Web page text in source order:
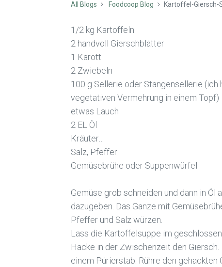
All Blogs Foodcoop Blog Kartoffel-Giersch-
1/2 kg Kartoffeln
2 handvoll Gierschblätter
1 Karott
2 Zwiebeln
100 g Sellerie oder Stangensellerie
vegetativen Vermehrung in einem Topf)
etwas Lauch
2 EL Öl
Kräuter…
Salz, Pfeffer
Gemüsebrühe oder Suppenwürfel
Gemüse grob schneiden und dann in Öl
dazugeben. Das Ganze mit
Pfeffer und Salz würzen.
Lass die Kartoffelsuppe im
Hacke in der Zwischenzeit den
einem Pürierstab. Rühre den gehackten